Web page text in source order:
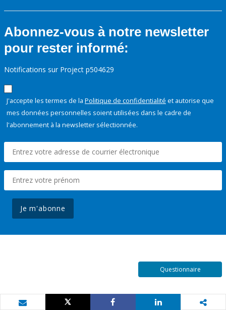
Abonnez-vous à notre newsletter
pour rester informé:
Notifications sur Project p504629
J'accepte les termes de la Politique de confidentialité et autorise que
mes données personnelles soient utilisées dans le cadre de
l'abonnement à la newsletter sélectionnée.
Je m'abonne
Questionnaire